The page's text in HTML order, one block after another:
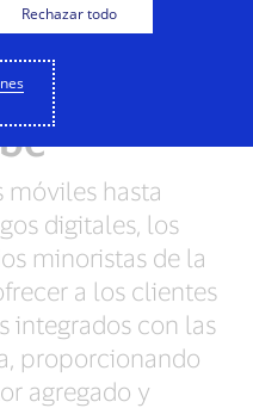
en
y el
móviles hasta
digitales, los
minoristas de la
a los clientes
integrados con las
proporcionando
agregado y
Rechazar todo